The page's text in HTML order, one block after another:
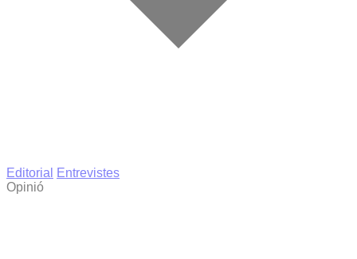
Editorial
Entrevistes
Opinió